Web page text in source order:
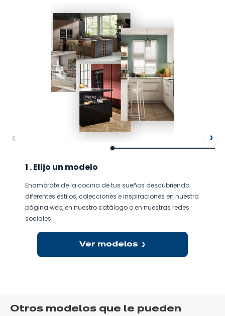
1 . Elijo un modelo
Enamórate de la cocina de tus sueños descubriendo
diferentes estilos, colecciones e inspiraciones en nuestra
página web, en nuestro catálogo o en nuestras redes
sociales.
Ver modelos
Otros modelos que le pueden